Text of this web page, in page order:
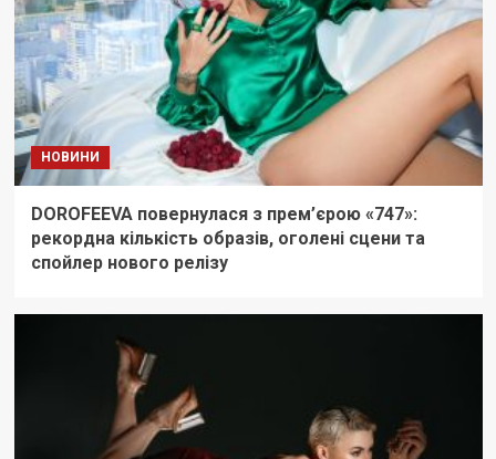
НОВИНИ
DOROFEEVA повернулася з прем’єрою «747»:
рекордна кількість образів, оголені сцени та
спойлер нового релізу